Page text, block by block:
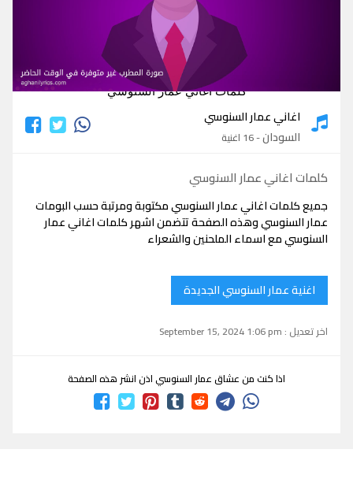
كلمات اغاني عمار السنوسي
اغاني عمار السنوسي
السودان- 16 اغنية
كلمات اغاني عمار السنوسي
جميع كلمات اغاني عمار السنوسي مكتوبة ومرتبة حسب البومات
عمار السنوسي وهذه الصفحة تتضمن اشهر كلمات اغاني عمار
السنوسي مع اسماء الملحنين والشعراء
اغنية عمار السنوسي الجديدة
اخر تعديل : September 15, 2024 1:06 pm
اذا كنت من عشاق عمار السنوسي اذن انشر هذه الصفحة